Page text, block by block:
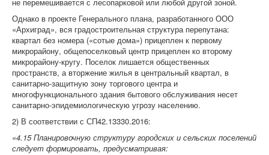
Однако в проекте Генерального плана, разработанного ООО
«Архиград», вся градостроительная структура перепутана:
квартал без номера («сотые дома») прицеплен к первому
микрорайону, общепоселковый центр прицеплен ко второму
микрорайону-кругу. Поселок лишается общественных
пространств, а вторжение жилья в центральный квартал, в
санитарно-защитную зону торгового центра и
многофункционального здания бытового обслуживания несет
санитарно-эпидемиологическую угрозу населению.
2) В соответствии с СП42.13330.2016:
«4.15 Планировочную структуру городских и сельских поселений
следует формировать, предусматривая: